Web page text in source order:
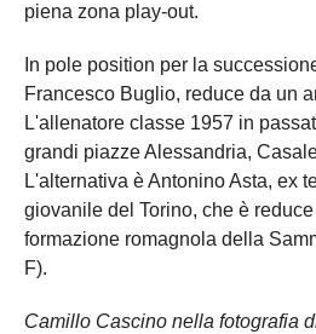
piena zona play-out.
In pole position per la
Francesco Buglio, reduce da un
L'allenatore classe 1957 in
grandi piazze Alessandria,
L'alternativa è Antonino Asta, ex
giovanile del Torino, che è
formazione romagnola della
F).
Camillo Cascino nella fotografia